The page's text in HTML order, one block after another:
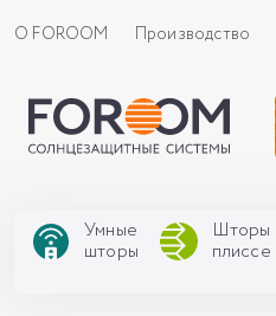
О FOROOM Производство
Умные
шторы
Шторы
плиссе